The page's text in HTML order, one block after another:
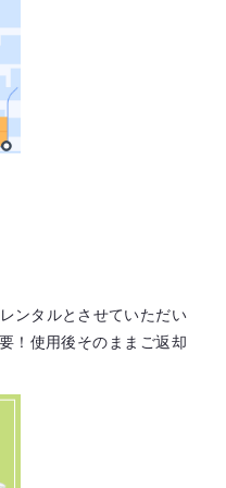
ンタルとさせていただい
！ 使用後そのままご返却